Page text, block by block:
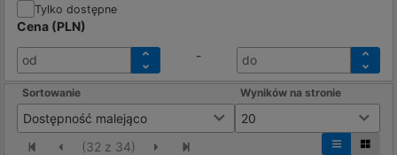
Tylko dostępne
Cena (PLN)
od - do
Dostępność malejąco
Sortowanie
20
Wyników na stronie
(32 z 34)